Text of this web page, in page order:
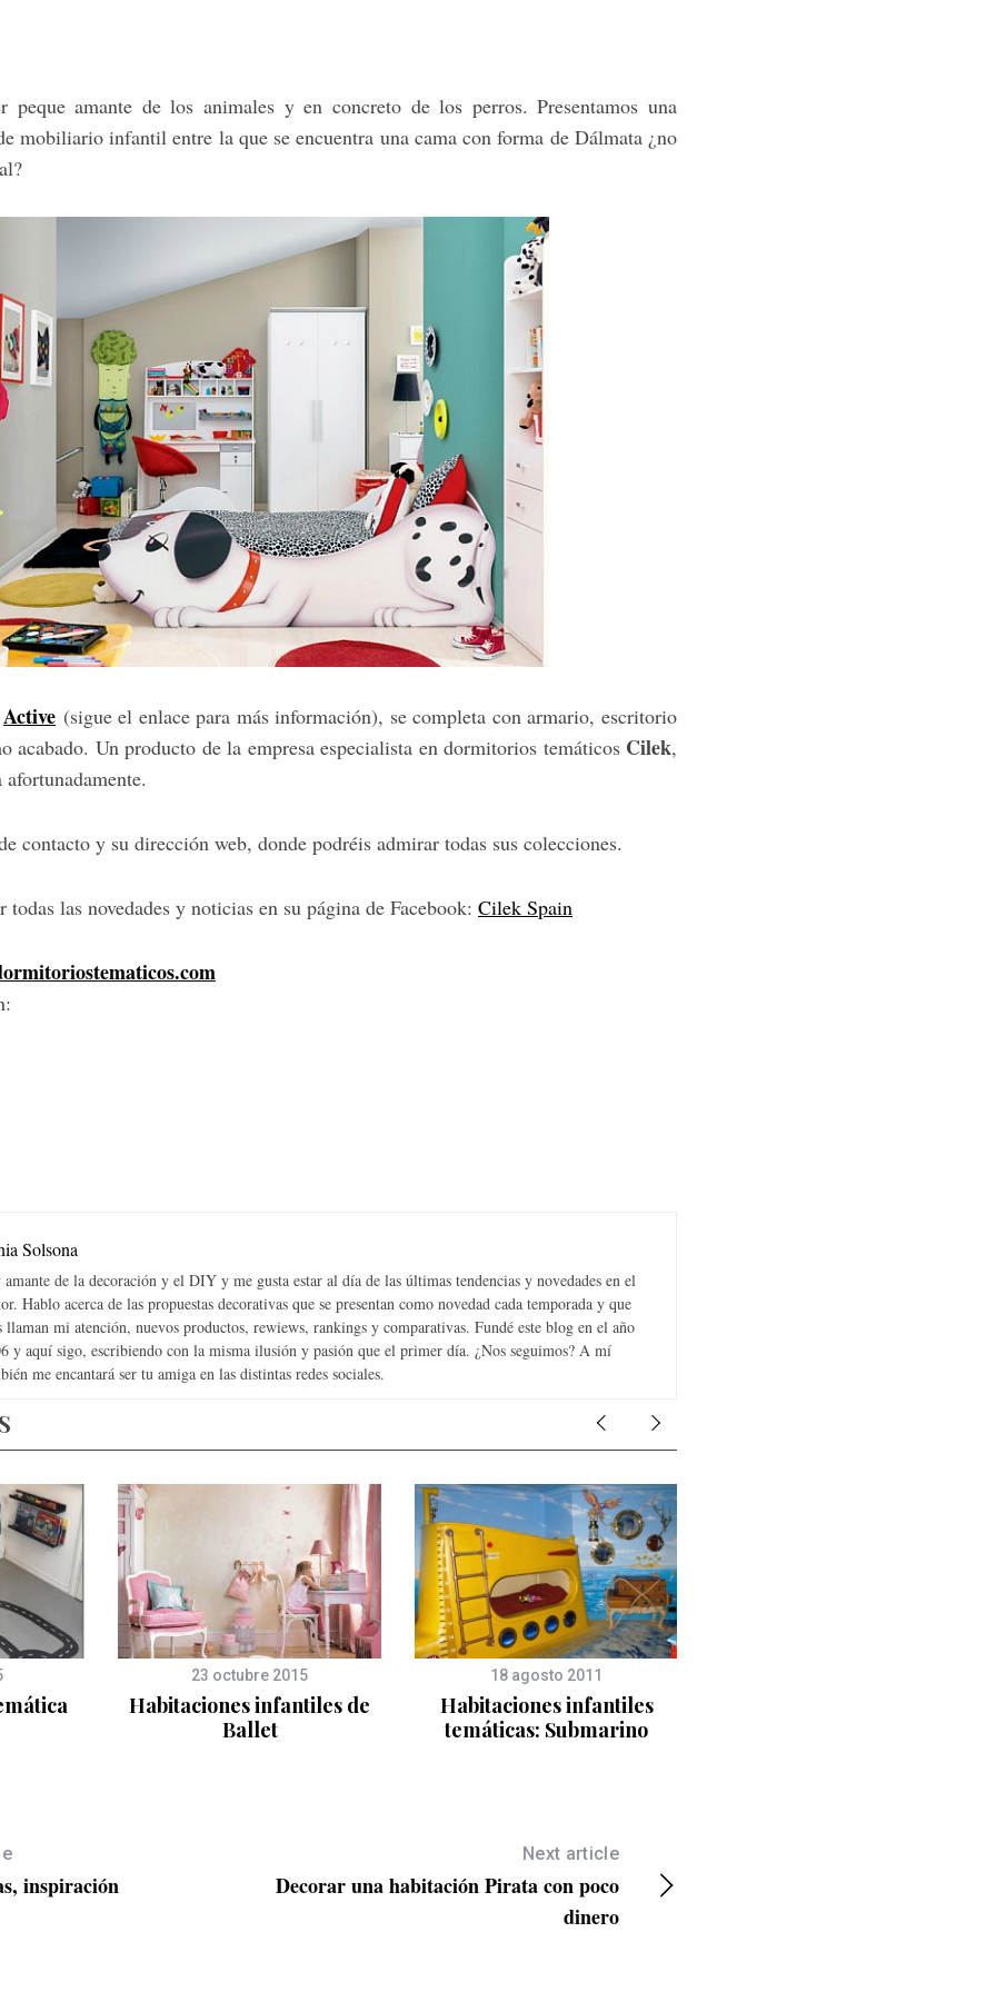
peque amante de los animales y en concreto de los perros. Presentamos una
mobiliario infantil entre la que se encuentra una cama con forma de Dálmata ¿no
Active (sigue el enlace para más información), se completa con armario, escritorio
acabado. Un producto de la empresa especialista en dormitorios temáticos Cilek,
afortunadamente.
contacto y su dirección web, donde podréis admirar todas sus colecciones.
todas las novedades y noticias en su página de Facebook: Cilek Spain
Solsona
amante de la decoración y el DIY y me gusta estar al día de las últimas tendencias y novedades en el
Hablo acerca de las propuestas decorativas que se presentan como novedad cada temporada y que
llaman mi atención, nuevos productos, rewiews, rankings y comparativas. Fundé este blog en el año
y aquí sigo, escribiendo con la misma ilusión y pasión que el primer día. ¿Nos seguimos? A mí
me encantará ser tu amiga en las distintas redes sociales.
23 octubre 2015
Habitaciones infantiles de
Ballet
18 agosto 2011
Habitaciones infantiles
temáticas: Submarino
inspiración
Next article
Decorar una habitación Pirata con poco
dinero